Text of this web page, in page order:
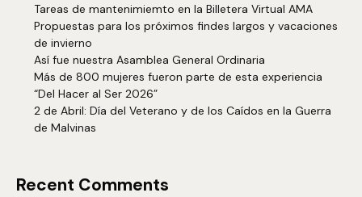
Tareas de mantenimiemto en la Billetera Virtual AMA
Propuestas para los próximos findes largos y vacaciones
de invierno
Así fue nuestra Asamblea General Ordinaria
Más de 800 mujeres fueron parte de esta experiencia
“Del Hacer al Ser 2026”
2 de Abril: Día del Veterano y de los Caídos en la Guerra
de Malvinas
Recent Comments